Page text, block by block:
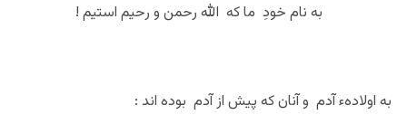
به نام خودِ ما که الله رحمن و رحیم استیم !
به اولادهء آدم و آنان که پیش از آدم بوده اند :